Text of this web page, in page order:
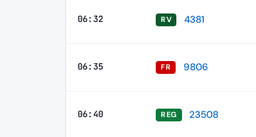
06:32 RV 4381
06:35 FR 9806
06:40 REG 23508